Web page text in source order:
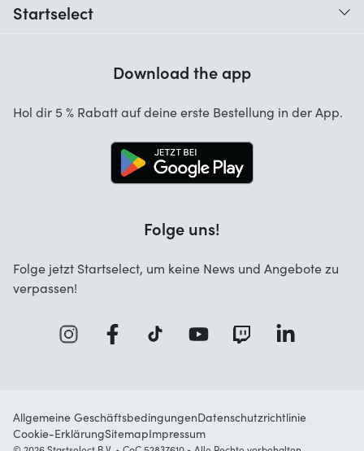
Startselect
Startselect App
Download the app
Hol dir 5 % Rabatt auf deine erste Bestellung in der App.
Folge uns!
Folge jetzt Startselect, um keine News und Angebote zu
verpassen!
Allgemeine GeschäftsbedingungenDatenschutzrichtlinie
Cookie-ErklärungSitemapImpressum